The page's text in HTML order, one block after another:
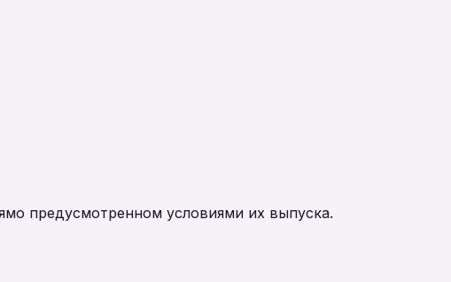
предусмотренном условиями их выпуска.